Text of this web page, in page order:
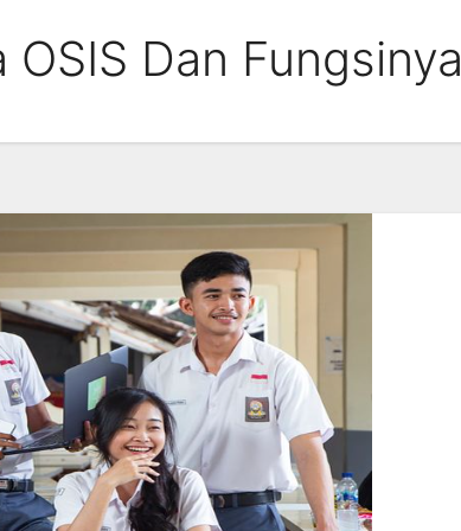
Dan Fungsinya